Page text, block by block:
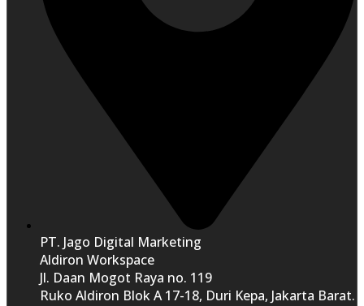
PT. Jago Digital Marketing
Aldiron Workspace
Jl. Daan Mogot Raya no. 119
Ruko Aldiron Blok A 17-18, Duri Kepa, Jakarta Barat.